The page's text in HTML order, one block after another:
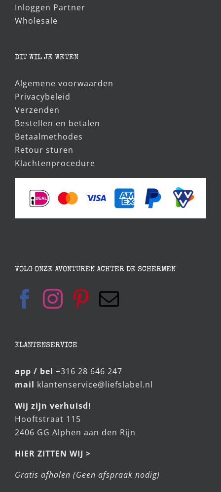
Inloggen Partner
Wholesale
DIT WIL JE WETEN
Algemene voorwaarden
Privacybeleid
Verzenden
Bestellen en betalen
Betaalmethodes
Retour sturen
Klachtenprocedure
VOLG ONZE AVONTUREN ACHTER DE SCHERMEN
KLANTENSERVICE
app / bel +316 28 646 247
mail klantenservice@liefslabel.nl
Wij zijn verhuisd!
Hooftstraat 115
2406 GG Alphen aan den Rijn
HIER ZITTEN WIJ >
Gratis afhalen (Geen afspraak nodig)